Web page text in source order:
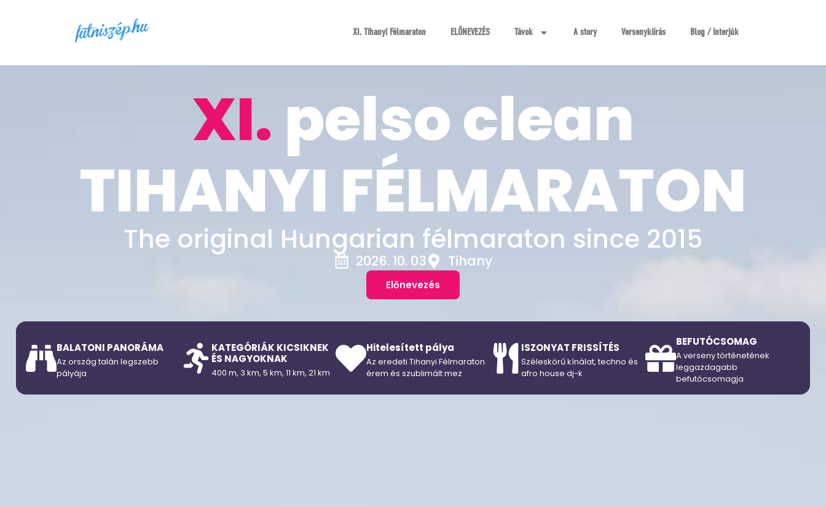
XI. Tihanyi Félmaraton ELŐNEVEZÉS Távok A story Versenykiírás Blog / interjúk
XI. pelso clean
TIHANYI FÉLMARATON
The original Hungarian félmaraton since 2015
2026. 10. 03 Tihany
Előnevezés
BALATONI PANORÁMA
Az ország talán legszebb
pályája
KATEGÓRIÁK KICSIKNEK
ÉS NAGYOKNAK
400 m, 3 km, 5 km, 11 km, 21 km
Hitelesített pálya
Az eredeti Tihanyi Félmaraton
érem és szublimált mez
ISZONYAT FRISSÍTÉS
Széleskörű kínálat, techno és
afro house dj-k
BEFUTÓCSOMAG
A verseny történetének
leggazdagabb
befutócsomagja